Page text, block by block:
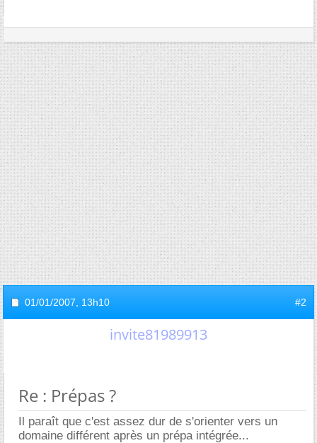
01/01/2007, 13h10 #2
invite81989913
Re : Prépas ?
Il paraît que c'est assez dur de s'orienter vers un
domaine différent après un prépa intégrée...